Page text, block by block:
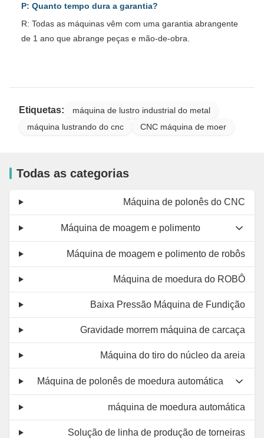
P: Quanto tempo dura a garantia?
R: Todas as máquinas vêm com uma garantia abrangente
de 1 ano que abrange peças e mão-de-obra.
Etiquetas:
máquina de lustro industrial do metal
máquina lustrando do cnc
CNC máquina de moer
Todas as categorias
Máquina de polonês do CNC
Máquina de moagem e polimento
Máquina de moagem e polimento de robôs
Máquina de moedura do ROBÔ
Baixa Pressão Máquina de Fundição
Gravidade morrem máquina de carcaça
Máquina do tiro do núcleo da areia
Máquina de polonês de moedura automática
máquina de moedura automática
Solução de linha de produção de torneiras